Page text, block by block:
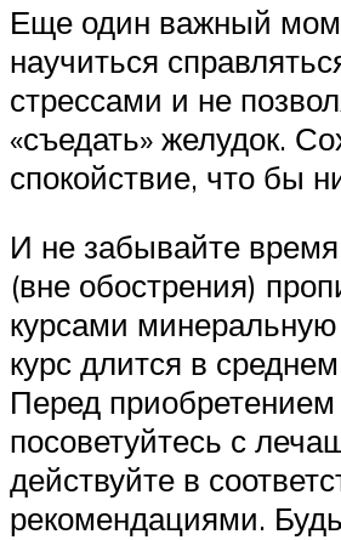
Еще один важный
научиться
стрессами и не
«съедать» желудок.
спокойствие, что бы
И не забывайте
(вне обострения)
курсами
курс длится в
Перед
посоветуйтесь с
действуйте в
рекомендациями.